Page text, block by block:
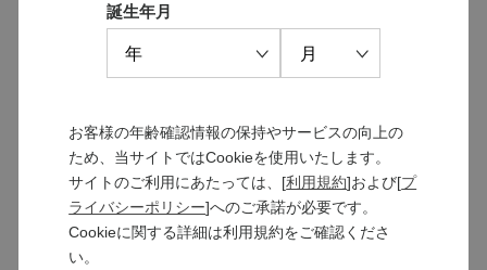
誕生年月
お客様の年齢確認情報の保持やサービスの向上の
ため、当サイトではCookieを使用いたします。
サイトのご利用にあたっては、[利用規約]および[プ
ライバシーポリシー]へのご承諾が必要です。
Cookieに関する詳細は利用規約をご確認くださ
い。